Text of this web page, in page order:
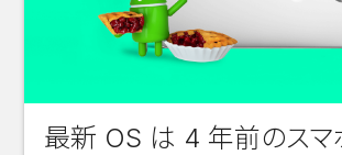
最新 OS は 4 年前のスマ